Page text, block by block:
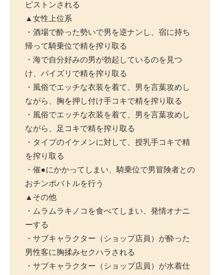
ピストンされる
▲女性上位系
・酒場で酔った勢いで男を逆ナンし、宿に持ち
帰って騎乗位で精を搾り取る
・海で自分好みの男が勃起しているのを見つ
け、パイズリで精を搾り取る
・風俗でエッチな衣装を着て、男を言葉攻めし
ながら、胸を押し付け手コキで精を搾り取る
・風俗でエッチな衣装を着て、男を言葉攻めし
ながら、足コキで精を搾り取る
・タイプのイケメンに対して、授乳手コキで精
を搾り取る
・催●にかかってしまい、騎乗位で男冒険者との
おチンポバトルを行う
▲その他
・ムラムラキノコを食べてしまい、発情オナニ
ーする
・サブキャラクター（ショップ店員）が酔った
男性客に胸揉みセクハラされる
・サブキャラクター（ショップ店員）が水着仕